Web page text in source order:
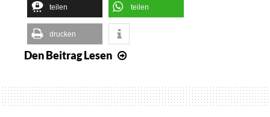
teilen teilen
drucken
Den BeitragLesen
Standardsprachausgabe
für